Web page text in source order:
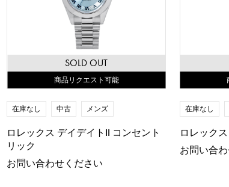
SOLD OUT
商品リクエスト可能
在庫なし 中古 メンズ
ロレックス デイデイトII コンセント
リック
お問い合わせください
在庫なし
ロレック
お問い合